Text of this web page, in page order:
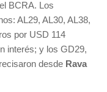
BCRA. Los
AL29, AL30, AL38,
por USD 114
interés; y los GD29,
desde Rava